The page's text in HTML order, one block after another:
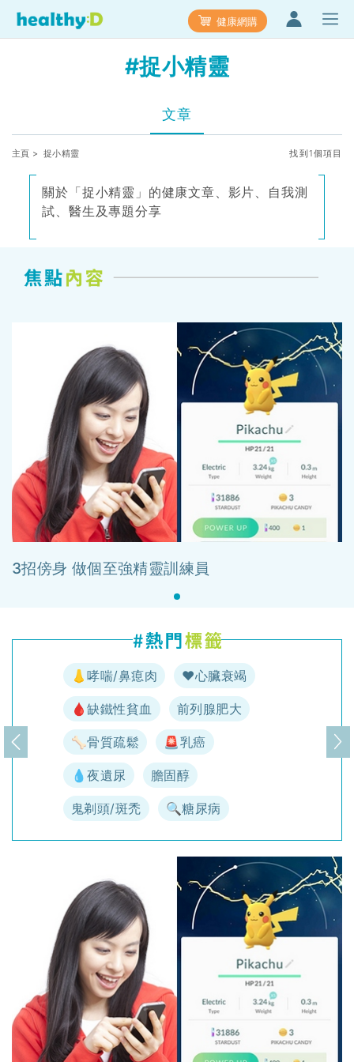
健康網購
#捉小精靈
文章
主頁 > 捉小精靈 找到1個項目
關於「捉小精靈」的健康文章、影片、自我測
試、醫生及專題分享
3招傍身 做個至強精靈訓練員
👃哮喘/鼻瘜肉 ♥️心臟衰竭
🩸缺鐵性貧血 前列腺肥大
🦴骨質疏鬆 🚨乳癌
💧夜遺尿 膽固醇
鬼剃頭/斑禿 🔍糖尿病
上一頁 下